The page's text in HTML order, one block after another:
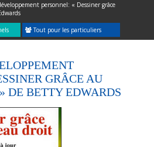
personnel: « Dessiner grâce
Tout pour les particuliers
GRÂCE AU
DE BETTY EDWARDS